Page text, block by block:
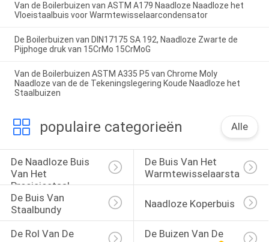
Van de Boilerbuizen van ASTM A179 Naadloze Naadloze het
Vloeistaalbuis voor Warmtewisselaarcondensator
De Boilerbuizen van DIN17175 SA 192, Naadloze Zwarte de
Pijphoge druk van 15CrMo 15CrMoG
Van de Boilerbuizen ASTM A335 P5 van Chrome Moly
Naadloze van de de Tekeningslegering Koude Naadloze het
Staalbuizen
populaire categorieën Alle
De Naadloze Buis
Van Het
Precisiestaal
De Buis Van Het
Warmtewisselaarstaal
De Buis Van
Staalbundy
Naadloze Koperbuis
De Rol Van De
De Buizen Van De